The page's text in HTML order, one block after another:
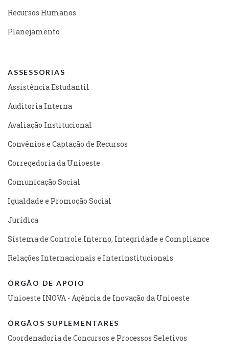
Recursos Humanos
Planejamento
ASSESSORIAS
Assistência Estudantil
Auditoria Interna
Avaliação Institucional
Convênios e Captação de Recursos
Corregedoria da Unioeste
Comunicação Social
Igualdade e Promoção Social
Jurídica
Sistema de Controle Interno, Integridade e Compliance
Relações Internacionais e Interinstitucionais
ÓRGÃO DE APOIO
Unioeste INOVA - Agência de Inovação da Unioeste
ÓRGÃOS SUPLEMENTARES
Coordenadoria de Concursos e Processos Seletivos